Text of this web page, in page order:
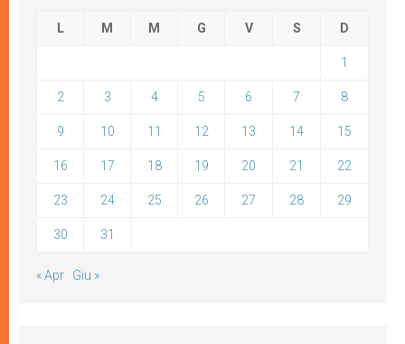
L M M G V S D
1
2 3 4 5 6 7 8
9 10 11 12 13 14 15
16 17 18 19 20 21 22
23 24 25 26 27 28 29
30 31
« Apr Giu »